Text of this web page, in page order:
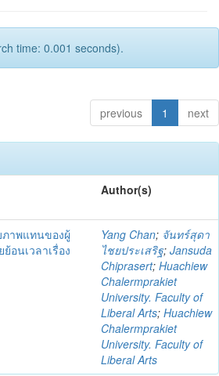
time: 0.001 seconds).
previous 1 next
Author(s)
ภาพแทนของผู้
อนเวลาเรื่อง
Yang Chan; จันทร์สุดา
ไชยประเสริฐ; Jansuda
Chiprasert; Huachiew
Chalermprakiet
University. Faculty of
Liberal Arts; Huachiew
Chalermprakiet
University. Faculty of
Liberal Arts